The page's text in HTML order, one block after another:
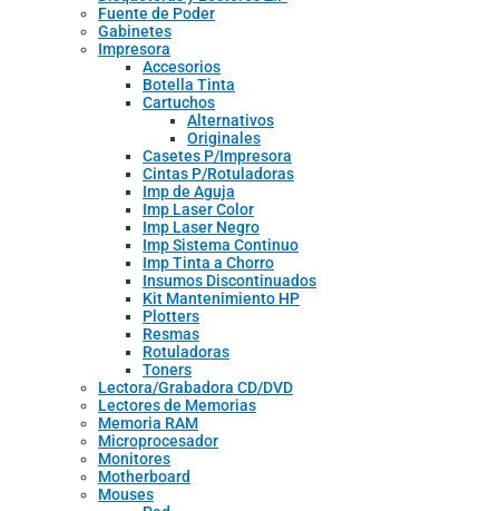
Fuente de Poder
Gabinetes
Impresora
Accesorios
Botella Tinta
Cartuchos
Alternativos
Originales
Casetes P/Impresora
Cintas P/Rotuladoras
Imp de Aguja
Imp Laser Color
Imp Laser Negro
Imp Sistema Continuo
Imp Tinta a Chorro
Insumos Discontinuados
Kit Mantenimiento HP
Plotters
Resmas
Rotuladoras
Toners
Lectora/Grabadora CD/DVD
Lectores de Memorias
Memoria RAM
Microprocesador
Monitores
Motherboard
Mouses